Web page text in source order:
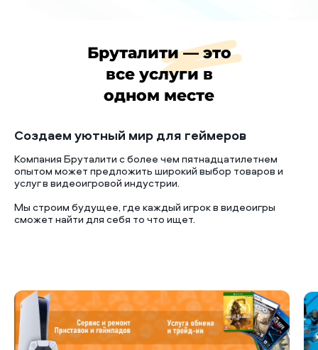
Бруталити — это
все услуги в
одном месте
Создаем уютный мир для геймеров
Компания Бруталити с более чем пятнадцатилетнем
опытом может предложить широкий выбор товаров и
услуг в видеоигровой индустрии.
Мы строим будущее, где каждый игрок в видеоигры
сможет найти для себя то что ищет.